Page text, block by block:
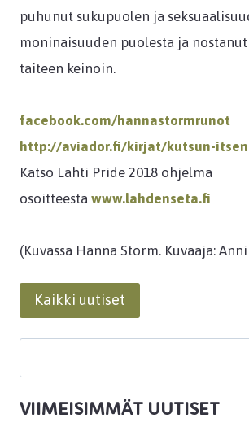
puhunut sukupuolen ja
moninaisuuden puolesta ja
taiteen keinoin.
facebook.com/hannastormrunot
http://aviador.fi/kirjat/kutsun-
Katso Lahti Pride 2018 ohjelma
osoitteesta www.lahdenseta.fi
(Kuvassa Hanna Storm. Kuvaaja:
Kaikki uutiset
VIIMEISIMMÄT UUTISET